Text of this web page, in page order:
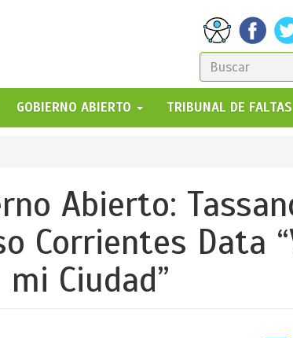
DE
GO!
GOBIERNO ABIERTO TRIBUNAL DE FALTAS
Abierto:
Corrientes Data
mi Ciudad”